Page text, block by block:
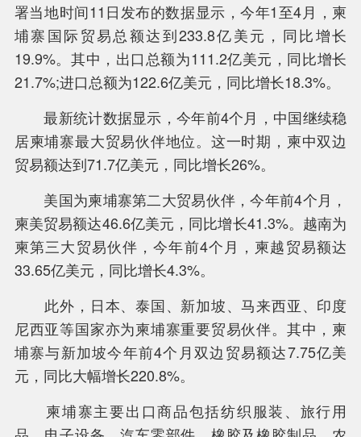
计划
联盟
项目
成果
中新互联互通项目是什么？
署当地时间11日发布的数据显示，今年1至4月，柬
埔寨国际贸易总额达到233.8亿美元，同比增长
19.9%。其中，出口总额为111.2亿美元，同比增长
21.7%;进口总额为122.6亿美元，同比增长18.3%。
最新统计数据显示，今年前4个月，中国继续稳
居柬埔寨最大贸易伙伴地位。这一时期，柬中双边
贸易额达到71.7亿美元，同比增长26%。
美国为柬埔寨第二大贸易伙伴，今年前4个月，
柬美贸易额达46.6亿美元，同比增长41.3%。越南为
柬第三大贸易伙伴，今年前4个月，柬越贸易额达
33.65亿美元，同比增长4.3%。
此外，日本、泰国、新加坡、马来西亚、印度
尼西亚等国家亦为柬埔寨重要贸易伙伴。其中，柬
埔寨与新加坡今年前4个月双边贸易额达7.75亿美
元，同比大幅增长220.8%。
柬埔寨主要出口商品包括纺织服装、旅行用